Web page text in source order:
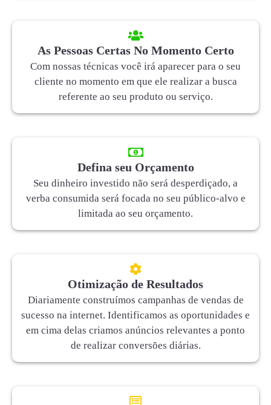
As Pessoas Certas No Momento Certo
Com nossas técnicas você irá aparecer para o seu
cliente no momento em que ele realizar a busca
referente ao seu produto ou serviço.
Defina seu Orçamento
Seu dinheiro investido não será desperdiçado, a
verba consumida será focada no seu público-alvo e
limitada ao seu orçamento.
Otimização de Resultados
Diariamente construímos campanhas de vendas de
sucesso na internet. Identificamos as oportunidades e
em cima delas criamos anúncios relevantes a ponto
de realizar conversões diárias.